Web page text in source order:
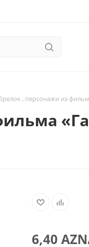
, персонажи из
6,40 AZN